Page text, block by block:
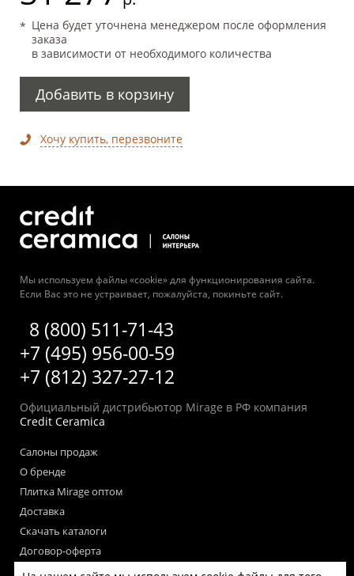
Цена будет уточнена менеджером после оформления
заказа
в зависимости от необходимого количества
Добавить в корзину
Хочу купить, перезвоните
Мы используем файлы «cookie» для функционирования сайта.
Если Вас это не устраивает, пожалуйста, покиньте сайт.
8 (800) 511-71-43
+7 (495) 956-00-59
+7 (812) 327-27-12
Официальный дистрибьютор Mirage в РФ компания
Credit Ceramica
Салоны продаж
О бренде
Плитка Mirage оптом
Доставка
Скачать каталоги
Договор-оферта
Пользовательское соглашение